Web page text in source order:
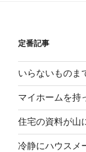
定番記事
いらないものま
マイホームを持
住宅の資料が山
冷静にハウスメ